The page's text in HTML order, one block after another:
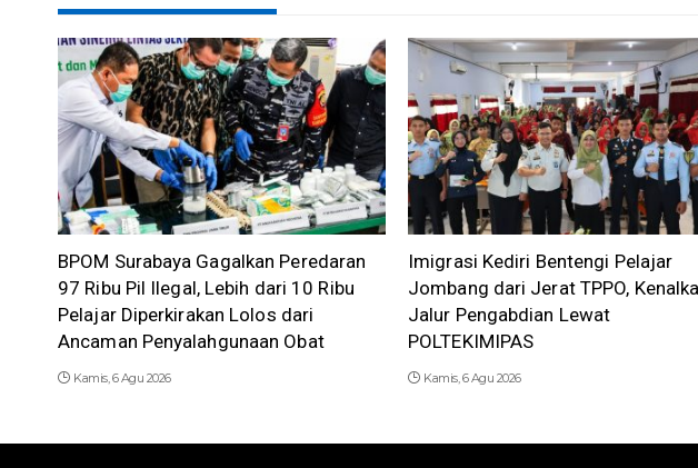
BPOM Surabaya Gagalkan Peredaran
97 Ribu Pil Ilegal, Lebih dari 10 Ribu
Pelajar Diperkirakan Lolos dari
Ancaman Penyalahgunaan Obat
Kamis, 6 Agu 2026
Imigrasi Kediri Bentengi Pelajar
Jombang dari Jerat TPPO,
Jalur Pengabdian Lewat
POLTEKIMIPAS
Kamis, 6 Agu 2026